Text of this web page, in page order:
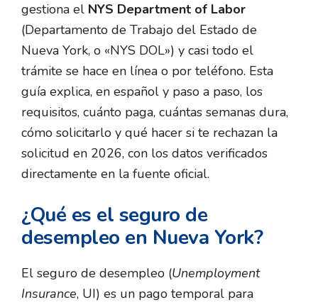
gestiona el NYS Department of Labor
(Departamento de Trabajo del Estado de
Nueva York, o «NYS DOL») y casi todo el
trámite se hace en línea o por teléfono. Esta
guía explica, en español y paso a paso, los
requisitos, cuánto paga, cuántas semanas dura,
cómo solicitarlo y qué hacer si te rechazan la
solicitud en 2026, con los datos verificados
directamente en la fuente oficial.
¿Qué es el seguro de
desempleo en Nueva York?
El seguro de desempleo (Unemployment
Insurance, UI) es un pago temporal para